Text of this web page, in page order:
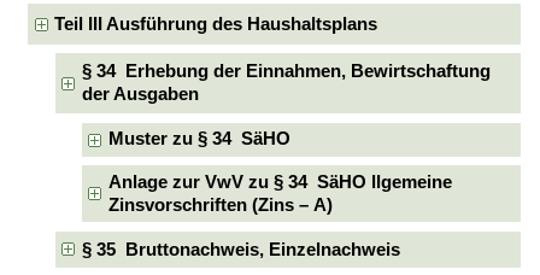
Teil III Ausführung des Haushaltsplans
§ 34 Erhebung der Einnahmen, Bewirtschaftung
der Ausgaben
Muster zu § 34 SäHO
Anlage zur VwV zu § 34 SäHO llgemeine
Zinsvorschriften (Zins – A)
§ 35 Bruttonachweis, Einzelnachweis